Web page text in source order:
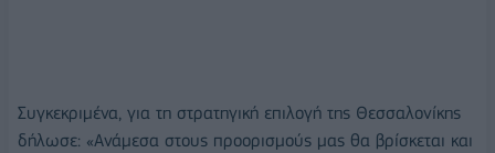
Συγκεκριμένα, για τη στρατηγική επιλογή της Θεσσαλονίκης
δήλωσε: «Ανάμεσα στους προορισμούς μας θα βρίσκεται και